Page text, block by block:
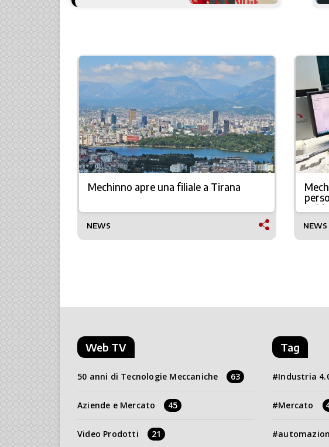
in Mechinno apre una filiale a Tirana
NEWS NEWS
Web TV
50 anni di Tecnologie Meccaniche 63
Aziende e Mercato 45
Video Prodotti 21
Tag
Industria
Mercato